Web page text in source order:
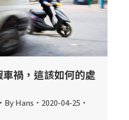
禍，這該如何的處
ByHans
2020-04-25